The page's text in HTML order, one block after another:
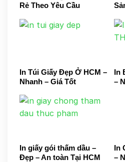
Rẻ Theo Yêu Cầu
In Túi Giấy Đẹp Ở HCM –
Nhanh – Giá Tốt
In
–
In giấy gói thấm dầu –
Đẹp – An toàn Tại HCM
In
–